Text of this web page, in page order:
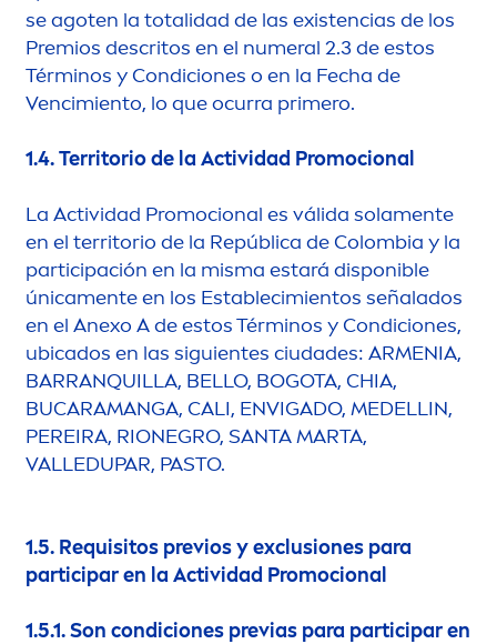
se agoten la totalidad de las existencias de los
Premios descritos en el numeral 2.3 de estos
Términos y Condiciones o en la Fecha de
Vencimiento, lo que ocurra primero.
1.4.Territorio de la Actividad Promocional
La Actividad Promocional es válida solamente
en el territorio de la República de Colombia y la
participación en la misma estará disponible
únicamente en los Establecimientos señalados
en el Anexo A de estos Términos y Condiciones,
ubicados en las siguientes ciudades: ARMENIA,
BARRANQUILLA, BELLO, BOGOTA, CHIA,
BUCARAMANGA, CALI, ENVIGADO, MEDELLIN,
PEREIRA, RIONEGRO, SANTA MARTA,
VALLEDUPAR, PASTO.
1.5. Requisitos previos y exclusiones para
participar en la Actividad Promocional
1.5.1.Son condiciones previas para participar en